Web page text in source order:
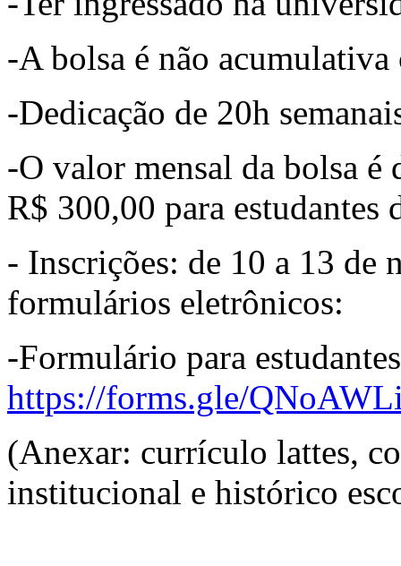
-A bolsa é não
-Dedicação de 20h
-O valor mensal da bolsa é
R$ 300,00 para estudantes
- Inscrições: de 10 a 13 de
formulários eletrônicos:
-Formulário para
https://forms.gle/
(Anexar: currículo lattes,
institucional e histórico